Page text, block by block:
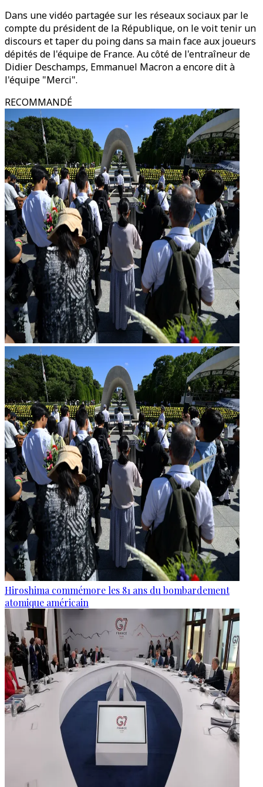
Dans une vidéo partagée sur les réseaux sociaux par le
compte du président de la République, on le voit tenir un
discours et taper du poing dans sa main face aux joueurs
dépités de l'équipe de France. Au côté de l'entraîneur de
Didier Deschamps, Emmanuel Macron a encore dit à
l'équipe "Merci".
RECOMMANDÉ
Hiroshima commémore les 81 ans du bombardement
atomique américain